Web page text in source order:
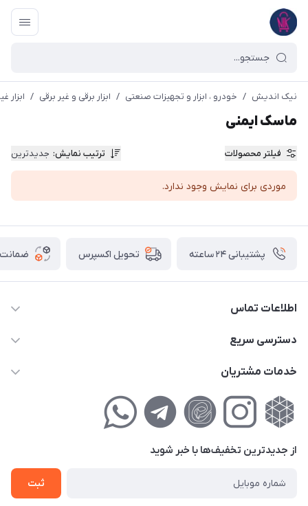
نیک اندیش / خودرو ، ابزار و تجهیزات صنعتی / ابزار برقی و غیر برقی / ابزار
ماسک ایمنی
فیلتر محصولات ترتیب نمایش: جدیدترین
موردی برای نمایش وجود ندارد.
پشتیبانی ۲۴ ساعته تحویل اکسپرس ضمانت
اطلاعات تماس
02177111474
کوچه گلریز 4 غربی ، پلاک 13
دسترسی سریع
حساب کاربری
لیست محصولات
خدمات مشتریان
راهنمای‌خرید‌آنلاین
حریم خصوصی
فروش‌اقساطی
از جدید‌ترین تخفیف‌ها با‌ خبر شوید
ثبت